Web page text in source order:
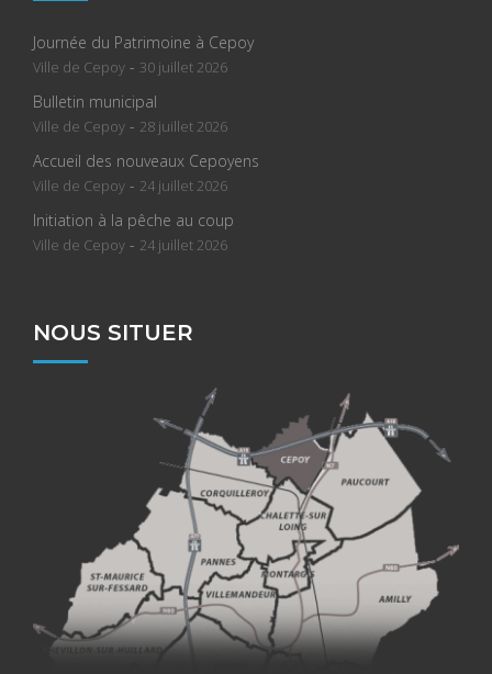
Journée du Patrimoine à Cepoy
Ville de Cepoy - 30 juillet 2026
Bulletin municipal
Ville de Cepoy - 28 juillet 2026
Accueil des nouveaux Cepoyens
Ville de Cepoy - 24 juillet 2026
Initiation à la pêche au coup
Ville de Cepoy - 24 juillet 2026
NOUS SITUER